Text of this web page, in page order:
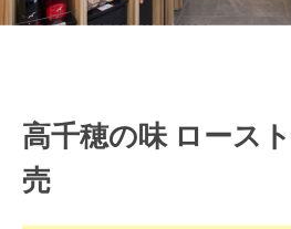
高千穂の味 ロース
売